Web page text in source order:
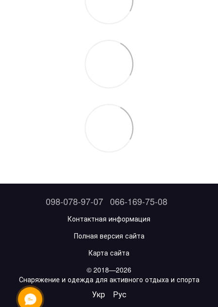
098-078-97-07 066-169-75-08
Контактная информация
Полная версия сайта
Карта сайта
© 2018—2026
Снаряжение и одежда для активного отдыха и спорта
Укр Рус
ОНЛАЙН ЧАТ